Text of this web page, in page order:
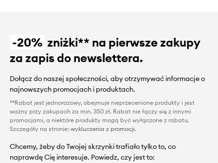
-20% zniżki** na pierwsze zakupy
za zapis do newslettera.
Dołącz do naszej społeczności, aby otrzymywać informacje o
najnowszych promocjach i produktach.
**Rabat jest jednorazowy, obejmuje nieprzecenione produkty i jest
ważny przy zakupach za min. 350 zł. Rabat nie łączy się z innymi
promocjami, a niektóre produkty mogą być wyłączone z rabatu.
Szczegóły na stronie: wykluczenia z promocji.
Chcemy, żeby do Twojej skrzynki trafiało tylko to, co
naprawdę Cię interesuje. Powiedz, czy jest to: